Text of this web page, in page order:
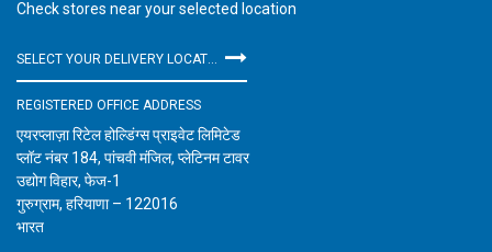
Check stores near your selected location
REGISTERED OFFICE ADDRESS
एयरप्लाज़ा रिटेल होल्डिंग्स प्राइवेट लिमिटेड
प्लॉट नंबर 184, पांचवी मंजिल, प्लेटिनम टावर
उद्योग विहार, फेज-1
गुरुग्राम, हरियाणा – 122016
भारत